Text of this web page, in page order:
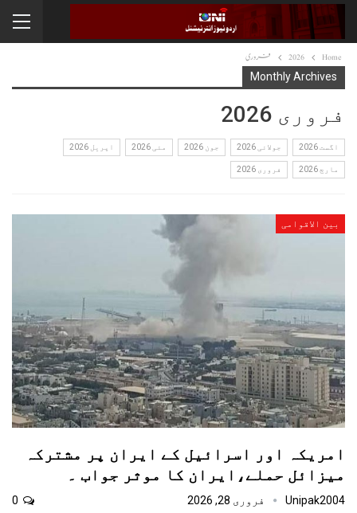
Home
2026 فروری
Monthly Archives
فروری 2026
اگست 2026 جولائی 2026 جون 2026 مئی 2026 اپریل 2026
مارچ 2026 فروری 2026
بین الاقوامی
امریکہ اور اسرائیل کے ایران پر مشترکہ
میزائل حملے،ایران کا موثر جواب ۔
Unipak2004 فروری 28, 2026